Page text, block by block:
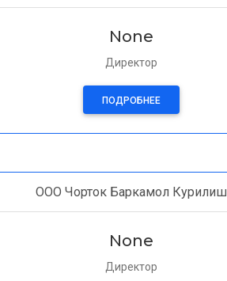
None
Директор
ПОДРОБНЕЕ
ООО Чорток Баркамол Курилиш
None
Директор